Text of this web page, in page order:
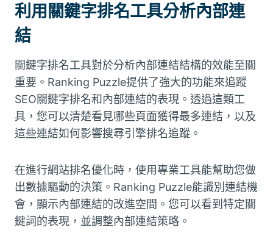
利用關鍵字排名工具分析內部連
結
關鍵字排名工具對於分析內部連結結構的效能至關
重要。Ranking Puzzle提供了強大的功能來追蹤
SEO關鍵字排名和內部連結的表現。透過這類工
具，您可以清楚看見哪些頁面獲得最多連結，以及
這些連結如何影響搜尋引擎排名追蹤。
在進行網站排名優化時，使用專業工具能幫助您做
出數據驅動的決策。Ranking Puzzle能識別連結機
會，顯示內部連結的改進空間。您可以看到特定關
鍵詞的表現，並調整內部連結策略。